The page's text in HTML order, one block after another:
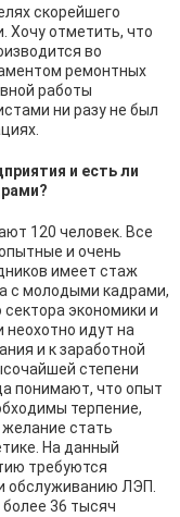
скорейшего
Хочу отметить, что
во
ремонтных
работы
ни разу не был
и есть ли
120 человек. Все
и очень
имеет стаж
с молодыми кадрами,
сектора экономики и
идут на
и к заработной
степени
понимают, что опыт
терпение,
стать
На данный
требуются
обслуживанию ЛЭП.
36 тысяч